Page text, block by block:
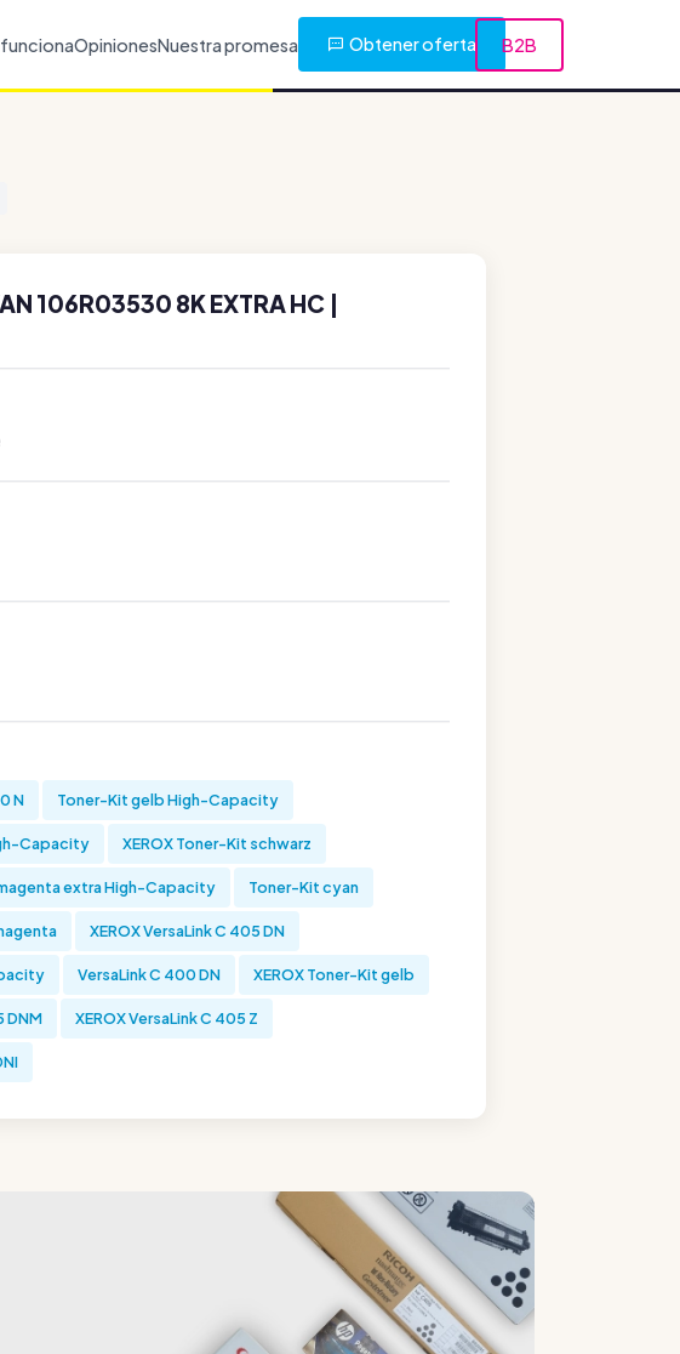
OpinionesNuestra promesa Obtener oferta B2B
106R03530 8K EXTRA HC |
N Toner-Kit gelb High-Capacity
Capacity XEROX Toner-Kit schwarz
extra High-Capacity Toner-Kit cyan
XEROX VersaLink C 405 DN
VersaLink C 400 DN XEROX Toner-Kit gelb
DNM XEROX VersaLink C 405 Z